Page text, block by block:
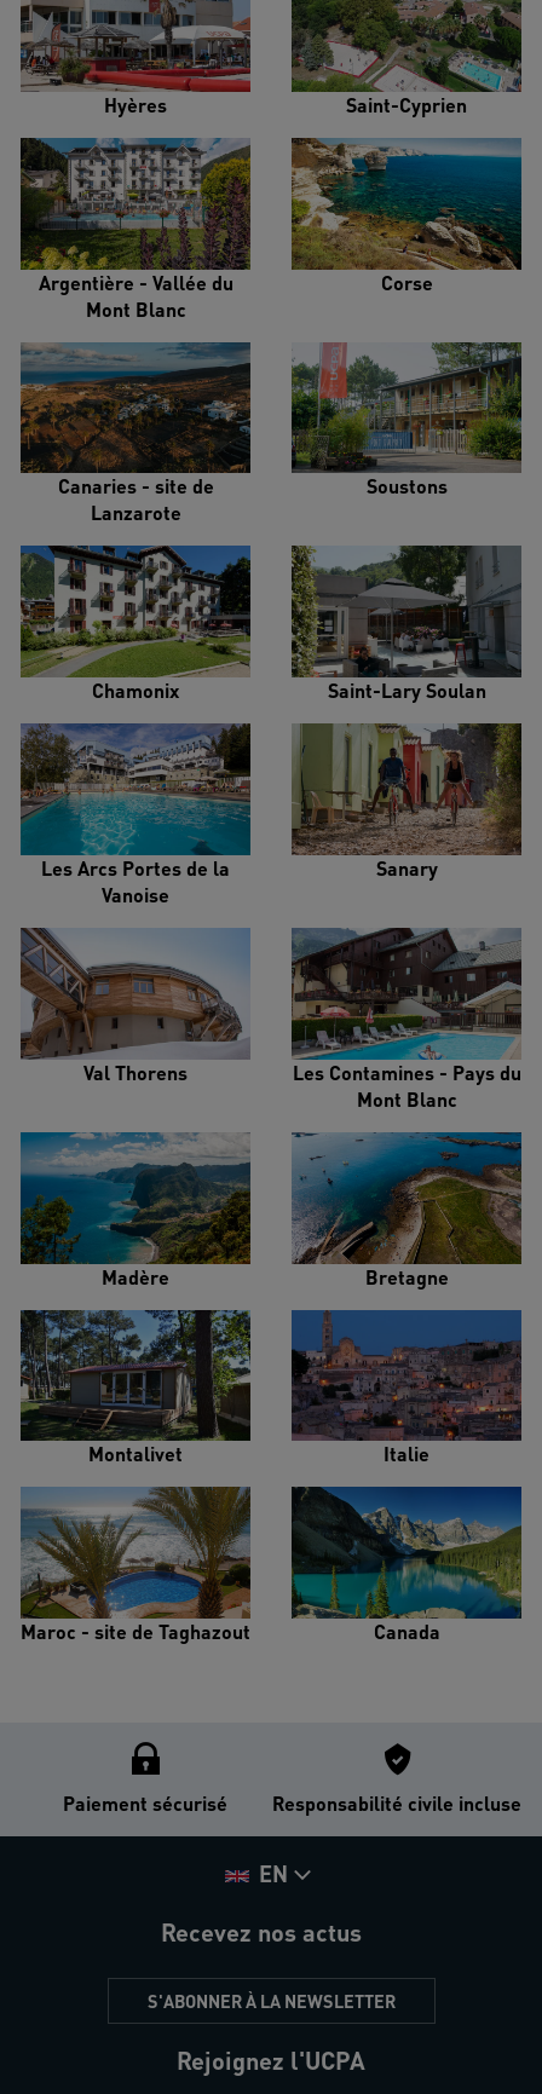
Hyères Saint-Cyprien
Argentière - Vallée du
Mont Blanc
Corse
Canaries - site de
Lanzarote
Soustons
Chamonix Saint-Lary Soulan
Les Arcs Portes de la
Vanoise
Sanary
Val Thorens
Les Contamines - Pays du
Mont Blanc
Madère Bretagne
Montalivet Italie
Maroc - site de Taghazout Canada
Paiement sécurisé Responsabilité civile incluse
EN
Recevez nos actus
S'ABONNER À LA NEWSLETTER
Rejoignez l'UCPA